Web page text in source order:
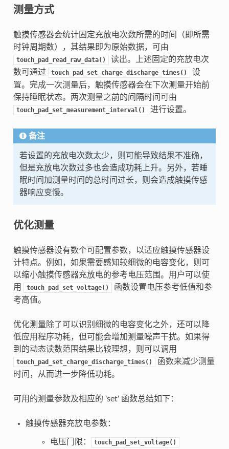
测量方式
触摸传感器会统计固定充放电次数所需的时间（即所需
时钟周期数），其结果即为原始数据，可由
touch_pad_read_raw_data()
读出。上述固定的充放电次
数可通过
touch_pad_set_charge_discharge_times()
设
置。完成一次测量后，触摸传感器会在下次测量开始前
保持睡眠状态。两次测量之前的间隔时间可由
touch_pad_set_measurement_interval() 进行设置。
备注
若设置的充放电次数太少，则可能导致结果不准确，
但是充放电次数过多也会造成功耗上升。另外，若睡
眠时间加测量时间的总时间过长，则会造成触摸传感
器响应变慢。
优化测量
触摸传感器设有数个可配置参数，以适应触摸传感器设
计特点。例如，如果需要感知较细微的电容变化，则可
以缩小触摸传感器充放电的参考电压范围。用户可以使
用
touch_pad_set_voltage()
函数设置电压参考低值和参
考高值。
优化测量除了可以识别细微的电容变化之外，还可以降
低应用程序功耗，但可能会增加测量噪声干扰。如果得
到的动态读数范围结果比较理想，则可以调用
touch_pad_set_charge_discharge_times()
函数来减少测量
时间，从而进一步降低功耗。
可用的测量参数及相应的 'set' 函数总结如下：
触摸传感器充放电参数：
电压门限： touch_pad_set_voltage()